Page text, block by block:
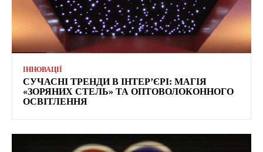
ІННОВАЦІЇ
СУЧАСНІ ТРЕНДИ В ІНТЕР’ЄРІ: МАГІЯ
«ЗОРЯНИХ СТЕЛЬ» ТА ОПТОВОЛОКОННОГО
ОСВІТЛЕННЯ